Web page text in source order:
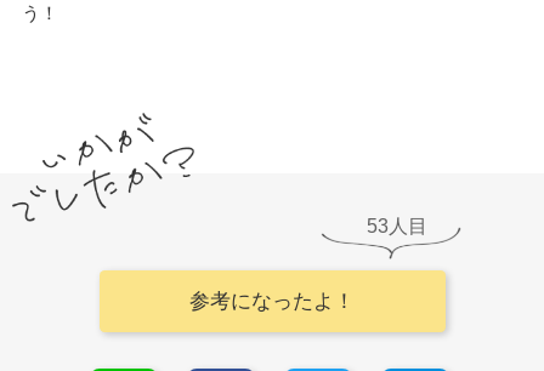
う！
参考になったよ！
53